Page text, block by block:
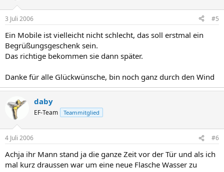
3 Juli 2006 #5
Ein Mobile ist vielleicht nicht schlecht, das soll erstmal ein
Begrüßungsgeschenk sein.
Das richtige bekommen sie dann später.
Danke für alle Glückwünsche, bin noch ganz durch den Wind
daby
EF-Team Teammitglied
4 Juli 2006 #6
Achja ihr Mann stand ja die ganze Zeit vor der Tür und als ich
mal kurz draussen war um eine neue Flasche Wasser zu